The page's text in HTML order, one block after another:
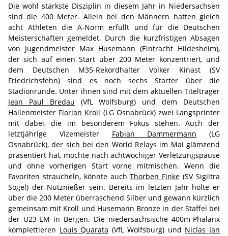
Die wohl stärkste Disziplin in diesem Jahr in Niedersachsen
sind die 400 Meter. Allein bei den Männern hatten gleich
acht Athleten die A-Norm erfüllt und für die Deutschen
Meisterschaften gemeldet. Durch die kurzfristigen Absagen
von Jugendmeister Max Husemann (Eintracht Hildesheim),
der sich auf einen Start über 200 Meter konzentriert, und
dem Deutschen M35-Rekordhalter Volker Kinast (SV
Friedrichsfehn) sind es noch sechs Starter über die
Stadionrunde. Unter ihnen sind mit dem aktuellen Titelträger
Jean Paul Bredau (VfL Wolfsburg) und dem Deutschen
Hallenmeister Florian Kroll (LG Osnabrück) zwei Langsprinter
mit dabei, die im besonderem Fokus stehen. Auch der
letztjährige Vizemeister Fabian Dammermann (LG
Osnabrück), der sich bei den World Relays im Mai glämzend
präsentiert hat, möchte nach achtwöchiger Verletzungspause
und ohne vorherigen Start vorne mitmischen. Wenn die
Favoriten straucheln, könnte auchThorben Finke (SV Sigiltra
Sögel) der Nutznießer sein. Bereits im letzten Jahr holte er
über die 200 Meter überraschend Silber und gewann kürzlich
gemeinsam mit Kroll und Husemann Bronze in der Staffel bei
der U23-EM in Bergen. Die niedersächsische 400m-Phalanx
komplettieren Louis Quarata (VfL Wolfsburg) und Niclas Jan